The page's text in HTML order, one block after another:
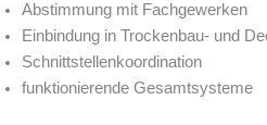
Abstimmung mit Fachgewerken
Einbindung in Trockenbau- und
Schnittstellenkoordination
funktionierende Gesamtsysteme